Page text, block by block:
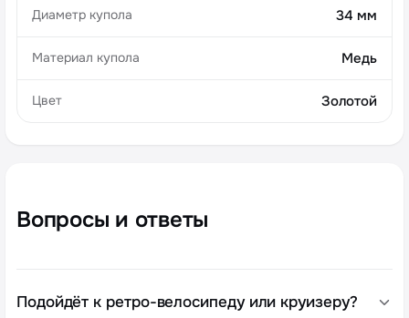
Диаметр купола 34 мм
Материал купола Медь
Цвет Золотой
Вопросы и ответы
Подойдёт к ретро-велосипеду или круизеру?